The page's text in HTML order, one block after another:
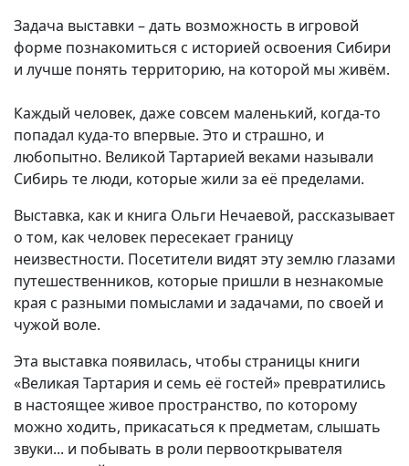
Задача выставки – дать возможность в игровой
форме познакомиться с историей освоения Сибири
и лучше понять территорию, на которой мы живём.
Каждый человек, даже совсем маленький, когда-то
попадал куда-то впервые. Это и страшно, и
любопытно. Великой Тартарией веками называли
Сибирь те люди, которые жили за её пределами.
Выставка, как и книга Ольги Нечаевой, рассказывает
о том, как человек пересекает границу
неизвестности. Посетители видят эту землю глазами
путешественников, которые пришли в незнакомые
края с разными помыслами и задачами, по своей и
чужой воле.
Эта выставка появилась, чтобы страницы книги
«Великая Тартария и семь её гостей» превратились
в настоящее живое пространство, по которому
можно ходить, прикасаться к предметам, слышать
звуки... и побывать в роли первооткрывателя